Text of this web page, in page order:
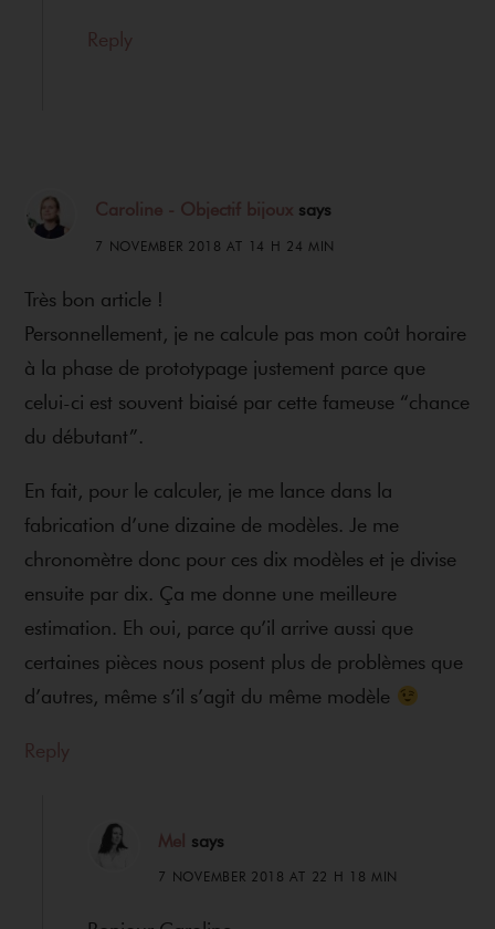
Reply
Caroline - Objectif bijoux says
7 NOVEMBER 2018 AT 14 H 24 MIN
Très bon article !
Personnellement, je ne calcule pas mon coût horaire
à la phase de prototypage justement parce que
celui-ci est souvent biaisé par cette fameuse “chance
du débutant”.
En fait, pour le calculer, je me lance dans la
fabrication d’une dizaine de modèles. Je me
chronomètre donc pour ces dix modèles et je divise
ensuite par dix. Ça me donne une meilleure
estimation. Eh oui, parce qu’il arrive aussi que
certaines pièces nous posent plus de problèmes que
d’autres, même s’il s’agit du même modèle
Reply
Mel says
7 NOVEMBER 2018 AT 22 H 18 MIN